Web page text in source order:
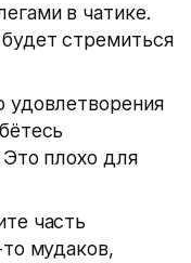
в чатике.
стремиться
удовлетворения
плохо для
часть
мудаков,